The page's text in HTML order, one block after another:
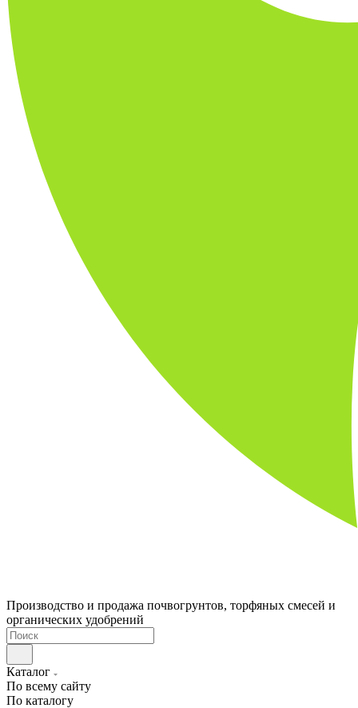
Производство и продажа почвогрунтов, торфяных смесей и
органических удобрений
Каталог
По всему сайту
По каталогу